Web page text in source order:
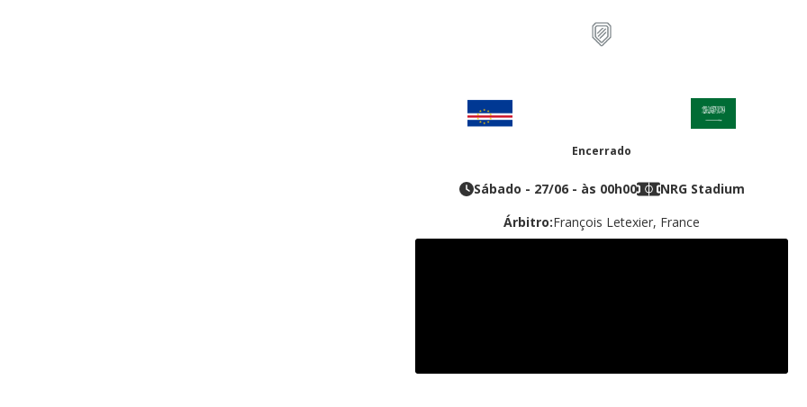
Encerrado
Sábado - 27/06- às 00h00
NRG Stadium
Árbitro:François Letexier, France